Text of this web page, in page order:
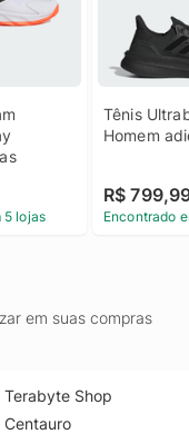
5 lojas
Tênis
Homem
R$
Encontrado
em suas compras
Terabyte Shop
Centauro